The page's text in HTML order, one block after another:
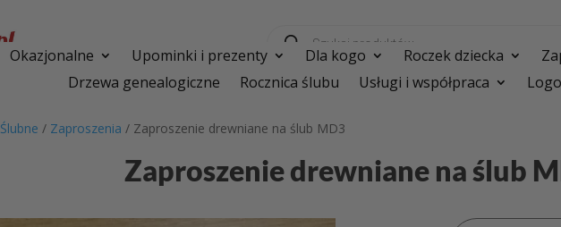
produktów
Okazjonalne Upominki i prezenty Dla kogo Roczek dziecka
Drzewa genealogiczne
Rocznica ślubu Usługi i współpraca
Ślubne / Zaproszenia / Zaproszenie drewniane na ślub MD3
Zaproszenie drewniane na ślub